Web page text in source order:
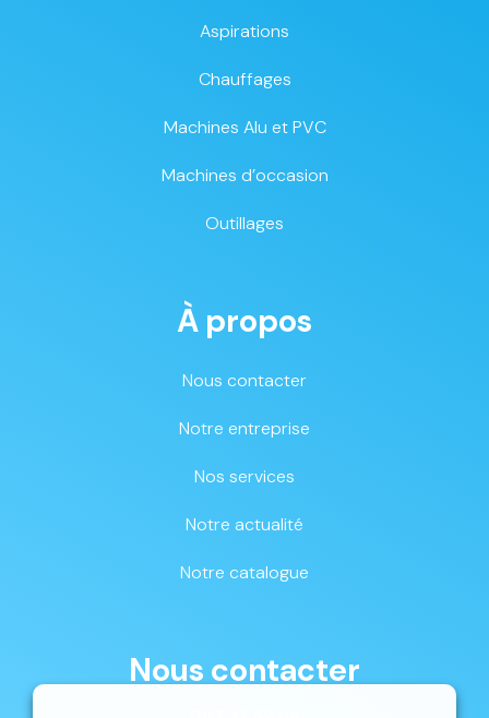
Aspirations
Chauffages
Machines Alu et PVC
Machines d’occasion
Outillages
À propos
Nous contacter
Notre entreprise
Nos services
Notre actualité
Notre catalogue
Nous contacter